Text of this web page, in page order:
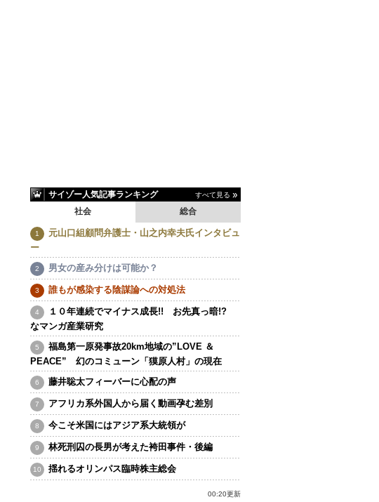
サイゾー人気記事ランキング すべて見る
社会 総合
元山口組顧問弁護士・山之内幸夫氏インタビュ
ー
男女の産み分けは可能か？
誰もが感染する陰謀論への対処法
１０年連続でマイナス成長!! お先真っ暗!?
なマンガ産業研究
福島第一原発事故20km地域の”LOVE ＆
PEACE” 幻のコミューン「獏原人村」の現在
藤井聡太フィーバーに心配の声
アフリカ系外国人から届く動画孕む差別
今こそ米国にはアジア系大統領が
林死刑囚の長男が考えた袴田事件・後編
揺れるオリンパス臨時株主総会
00:20更新